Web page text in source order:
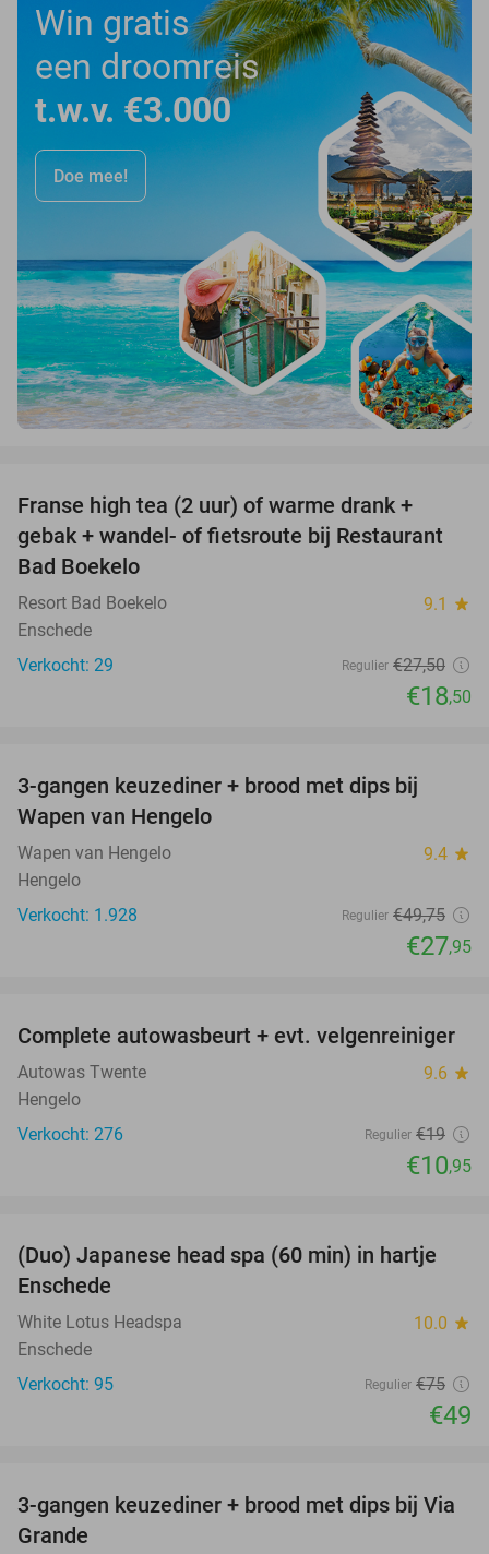
Win gratis
een droomreis
t.w.v. €3.000
Doe mee!
Franse high tea (2 uur) of warme drank +
gebak + wandel- of fietsroute bij Restaurant
Bad Boekelo
Resort Bad Boekelo 9.1 star
Enschede
Verkocht: 29
Regulier €27,50
€18,50
3-gangen keuzediner + brood met dips bij
Wapen van Hengelo
Wapen van Hengelo 9.4 star
Hengelo
Verkocht: 1.928
Regulier €49,75
€27,95
42%
Complete autowasbeurt + evt. velgenreiniger
Autowas Twente 9.6 star
Hengelo
Verkocht: 276
Regulier €19
€10,95
35%
(Duo) Japanese head spa (60 min) in hartje
Enschede
White Lotus Headspa 10.0 star
Enschede
Verkocht: 95
Regulier €75
€49
52%
3-gangen keuzediner + brood met dips bij Via
Grande